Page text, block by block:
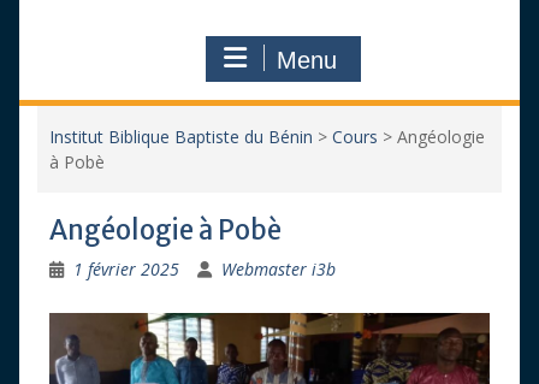
Menu
Institut Biblique Baptiste du Bénin > Cours > Angéologie
à Pobè
Angéologie à Pobè
1 février 2025 Webmaster i3b